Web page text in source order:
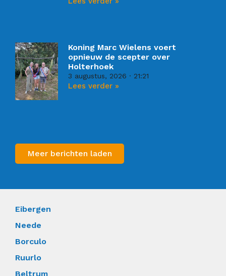
Koning Marc Wielens voert
opnieuw de scepter over
Holterhoek
3 augustus, 2026 21:21
Lees verder »
Meer berichten laden
Eibergen
Neede
Borculo
Ruurlo
Beltrum